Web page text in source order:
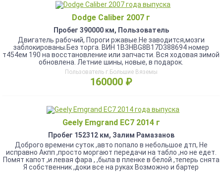
Dodge Caliber 2007 г
Пробег 390000 км, Пользователь
Двигатель рабочий, Пороги ржавые.Не заводится,мозги
заблокированы.Без торга. ВИН 1B3HBG8B17D388694 номер
т454ем 190 на восстановление или запчасти. Вся ходовая зимой
обновлена. Летние шины, новые, в подарок.
Пользователь г.Большие Вяземы
160000 ₽
Geely Emgrand EC7 2014 г
Пробег 152312 км, Залим Рамазанов
Доброго времени суток ,авто попало в небольшое дтп, Не
исправно Акпп ,просто моргают передачи на табло ,но не едет.
Помят капот ,и левая фара , ,была в пленке в белой ,теперь снята
Я собственник ,доки все на руках Возможно и бартер